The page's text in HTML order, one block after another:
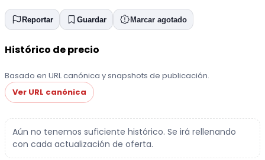
Reportar Guardar Marcar agotado
Histórico de precio
Basado en URL canónica y snapshots de publicación.
Ver URL canónica
Aún no tenemos suficiente histórico. Se irá rellenando
con cada actualización de oferta.